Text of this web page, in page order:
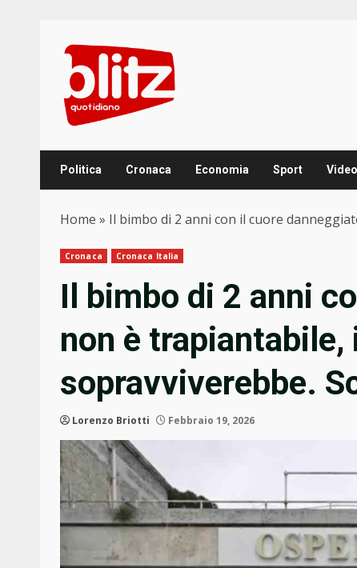
content
Politica Cronaca Economia Sport Video
Home » Il bimbo di 2 anni con il cuore
Cronaca Cronaca Italia
Il bimbo di 2 anni
non è trapiantabile,
sopravviverebbe.
Lorenzo Briotti Febbraio 19, 2026